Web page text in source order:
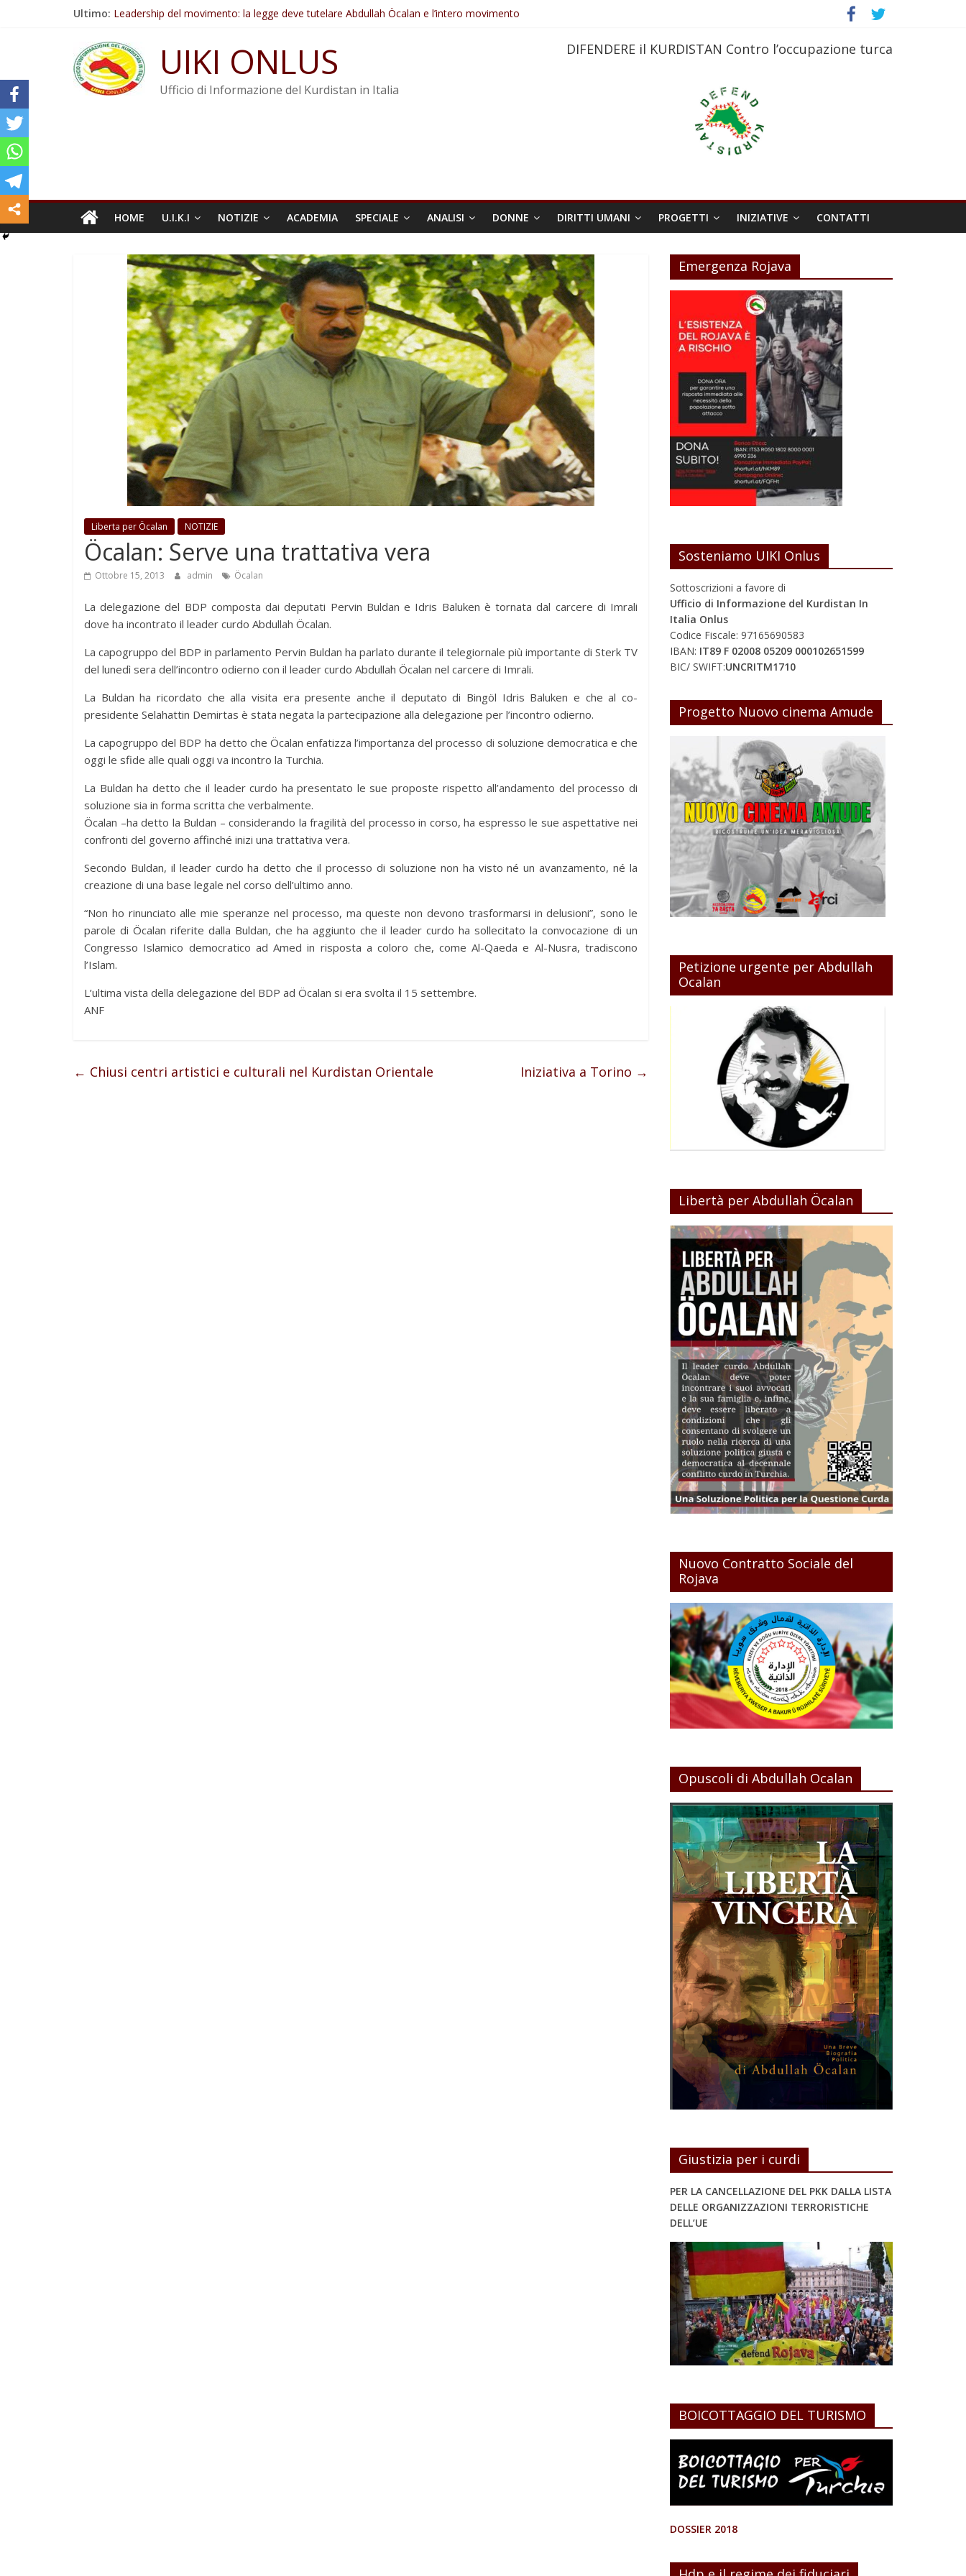
Ultimo: Leadership del movimento: la legge deve tutelare Abdullah Öcalan e l’intero movimento
Non tenere conto della situazione di Rêber Apo ostacolerebbe l’attuazione della legge
Il KNK chiede un’azione internazionale contro i crimini di guerra dell’Iran
Abdullah Öcalan: Le legge negativa deve essere trasformata in legge positiva
UIKI ONLUS
Ufficio di Informazione del Kurdistan in Italia
DIFENDERE il KURDISTAN Contro l’occupazione turca
HOME U.I.K.I NOTIZIE ACADEMIA SPECIALE ANALISI DONNE DIRITTI UMANI PROGETTI INIZIATIVE CONTATTI
Liberta per Öcalan NOTIZIE
Öcalan: Serve una trattativa vera
Ottobre 15, 2013 admin Öcalan
La delegazione del BDP composta dai deputati Pervin Buldan e Idris Baluken è tornata dal carcere di Imrali
dove ha incontrato il leader curdo Abdullah Öcalan.
La capogruppo del BDP in parlamento Pervin Buldan ha parlato durante il telegiornale più importante di Sterk TV
del lunedì sera dell’incontro odierno con il leader curdo Abdullah Öcalan nel carcere di Imrali.
La Buldan ha ricordato che alla visita era presente anche il deputato di Bingöl Idris Baluken e che al co-
presidente Selahattin Demirtas è stata negata la partecipazione alla delegazione per l’incontro odierno.
La capogruppo del BDP ha detto che Öcalan enfatizza l’importanza del processo di soluzione democratica e che
oggi le sfide alle quali oggi va incontro la Turchia.
La Buldan ha detto che il leader curdo ha presentato le sue proposte rispetto all’andamento del processo di
soluzione sia in forma scritta che verbalmente.
Öcalan –ha detto la Buldan – considerando la fragilità del processo in corso, ha espresso le sue aspettative nei
confronti del governo affinché inizi una trattativa vera.
Secondo Buldan, il leader curdo ha detto che il processo di soluzione non ha visto né un avanzamento, né la
creazione di una base legale nel corso dell’ultimo anno.
“Non ho rinunciato alle mie speranze nel processo, ma queste non devono trasformarsi in delusioni”, sono le
parole di Öcalan riferite dalla Buldan, che ha aggiunto che il leader curdo ha sollecitato la convocazione di un
Congresso Islamico democratico ad Amed in risposta a coloro che, come Al-Qaeda e Al-Nusra, tradiscono
l’Islam.
L’ultima vista della delegazione del BDP ad Öcalan si era svolta il 15 settembre.
ANF
← Chiusi centri artistici e culturali nel Kurdistan Orientale Iniziativa a Torino →
Emergenza Rojava
Sosteniamo UIKI Onlus
Sottoscrizioni a favore di
Ufficio di Informazione del Kurdistan In
Italia Onlus
Codice Fiscale: 97165690583
IBAN: IT89 F 02008 05209 000102651599
BIC/ SWIFT:UNCRITM1710
Progetto Nuovo cinema Amude
Petizione urgente per Abdullah
Ocalan
Libertà per Abdullah Öcalan
Nuovo Contratto Sociale del
Rojava
Opuscoli di Abdullah Ocalan
Giustizia per i curdi
PER LA CANCELLAZIONE DEL PKK DALLA LISTA
DELLE ORGANIZZAZIONI TERRORISTICHE
DELL’UE
BOICOTTAGGIO DEL TURISMO
DOSSIER 2018